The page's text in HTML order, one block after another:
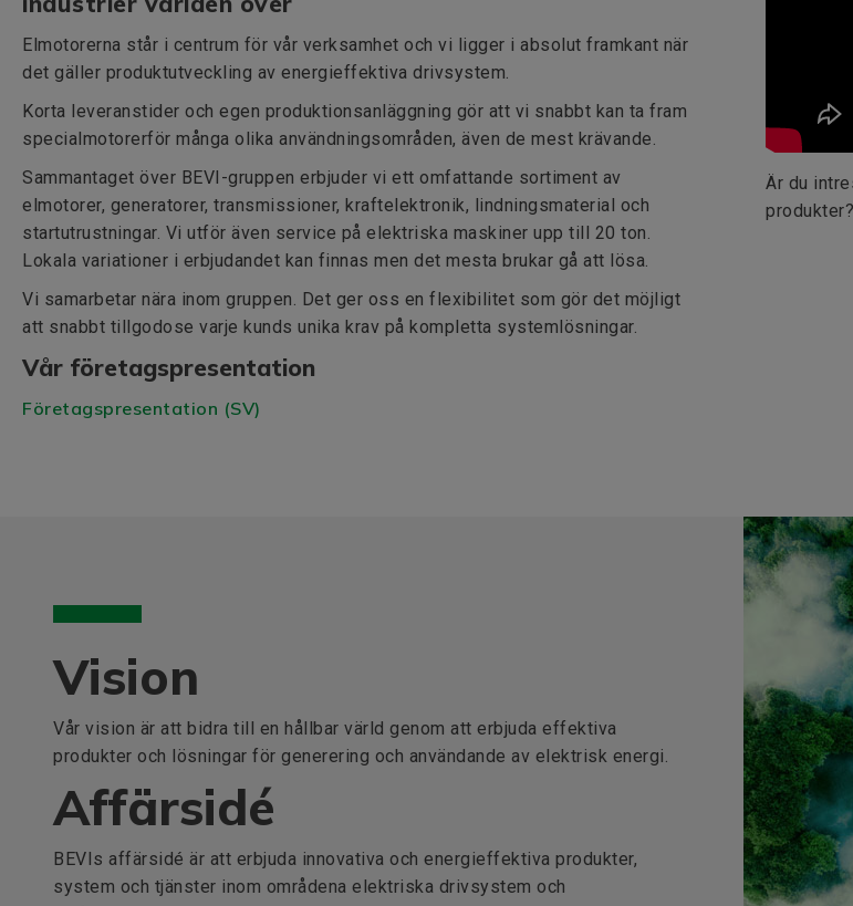
Elmotorerna står i centrum för vår verksamhet och vi ligger i absolut framkant när
det gäller produktutveckling av energieffektiva drivsystem.
Korta leveranstider och egen produktionsanläggning gör att vi snabbt kan ta fram
specialmotorerför många olika användningsområden, även de mest krävande.
Sammantaget över BEVI-gruppen erbjuder vi ett omfattande sortiment av
elmotorer, generatorer, transmissioner, kraftelektronik, lindningsmaterial och
startutrustningar. Vi utför även service på elektriska maskiner upp till 20 ton.
Lokala variationer i erbjudandet kan finnas men det mesta brukar gå att lösa.
Vi samarbetar nära inom gruppen. Det ger oss en flexibilitet som gör det möjligt
att snabbt tillgodose varje kunds unika krav på kompletta systemlösningar.
Vår företagspresentation
Företagspresentation (SV)
Är du
Vision
Vår vision är att bidra till en hållbar värld genom att erbjuda effektiva
produkter och lösningar för generering och användande av elektrisk energi.
Affärsidé
BEVIs affärsidé är att erbjuda innovativa och energieffektiva produkter,
system och tjänster inom områdena elektriska drivsystem och